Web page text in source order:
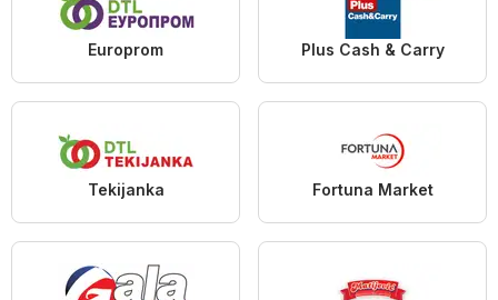
Europrom Plus Cash & Carry
Tekijanka Fortuna Market